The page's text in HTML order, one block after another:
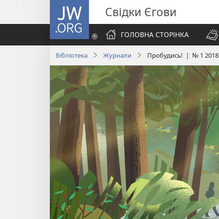
JW.ORG Свідки Єгови
ГОЛОВНА СТОРІНКА
Бібліотека Журнали Пробудись! | № 1 2018